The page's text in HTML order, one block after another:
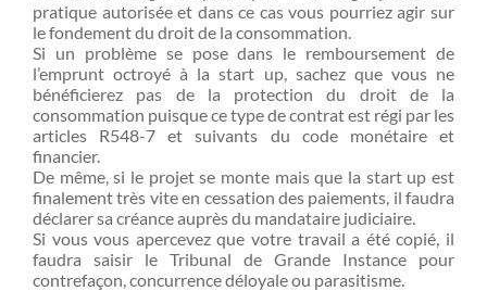
pratique autorisée et dans ce cas vous pourriez agir sur
le fondement du droit de la consommation.
Si un problème se pose dans le remboursement de
l’emprunt octroyé à la start up, sachez que vous ne
bénéficierez pas de la protection du droit de la
consommation puisque ce type de contrat est régi par les
articles R548-7 et suivants du code monétaire et
financier.
De même, si le projet se monte mais que la start up est
finalement très vite en cessation des paiements, il faudra
déclarer sa créance auprès du mandataire judiciaire.
Si vous vous apercevez que votre travail a été copié, il
faudra saisir le Tribunal de Grande Instance pour
contrefaçon, concurrence déloyale ou parasitisme.